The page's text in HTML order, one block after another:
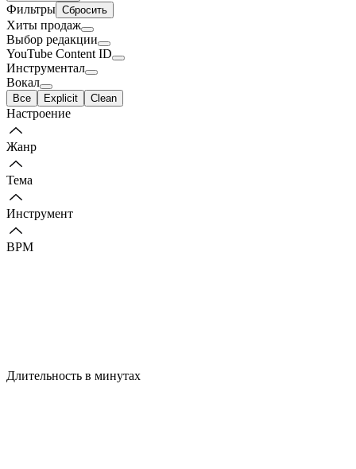
Фильтры Сбросить
Хиты продаж
Выбор редакции
YouTube Content ID
Инструментал
Вокал
Все Explicit Clean
Настроение
Жанр
Тема
Инструмент
BPM
Длительность в минутах